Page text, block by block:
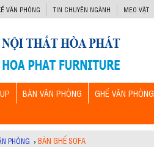
VĂN PHÒNG TIN CHUYÊN NGÀNH MẸO VẶT
BÀN VĂN PHÒNG GHẾ VĂN PHÒNG
PHÒNG ›BÀN GHẾ SOFA